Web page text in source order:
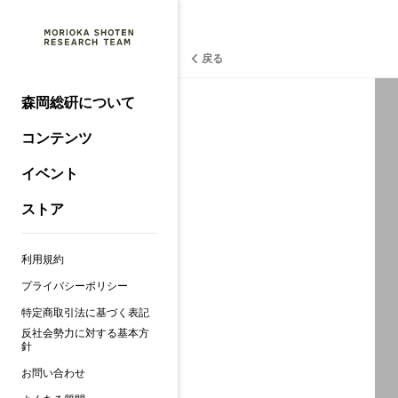
森岡総硏について
コンテンツ
イベント
ストア
利用規約
プライバシーポリシー
特定商取引法に基づく表記
反社会勢力に対する基本方
針
お問い合わせ
戻る